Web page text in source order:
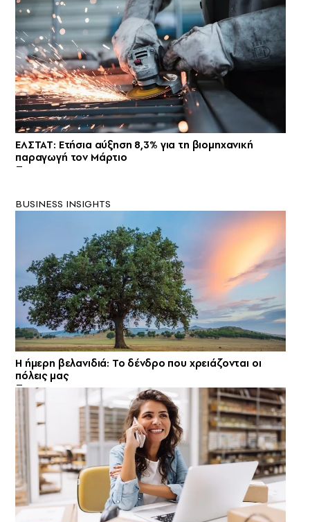
ΕΛΣΤΑΤ: Eτήσια αύξηση 8,3% για τη βιομηχανική
παραγωγή τον Μάρτιο
BUSINESS INSIGHTS
Η ήμερη βελανιδιά: Το δένδρο που χρειάζονται οι
πόλεις μας